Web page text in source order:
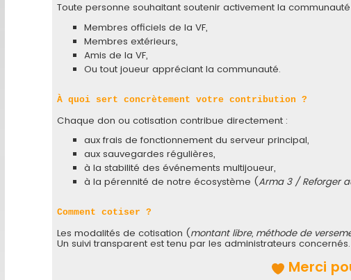
Toute personne souhaitant soutenir activement la communauté
Membres officiels de la VF,
Membres extérieurs,
Amis de la VF,
Ou tout joueur appréciant la communauté.
À quoi sert concrètement votre contribution ?
Chaque don ou cotisation contribue directement :
aux frais de fonctionnement du serveur principal,
aux sauvegardes régulières,
à la stabilité des événements multijoueur,
à la pérennité de notre écosystème (Arma 3 / Reforger
Comment cotiser ?
Les modalités de cotisation (montant libre, méthode de
Un suivi transparent est tenu par les administrateurs concernés.
Merci